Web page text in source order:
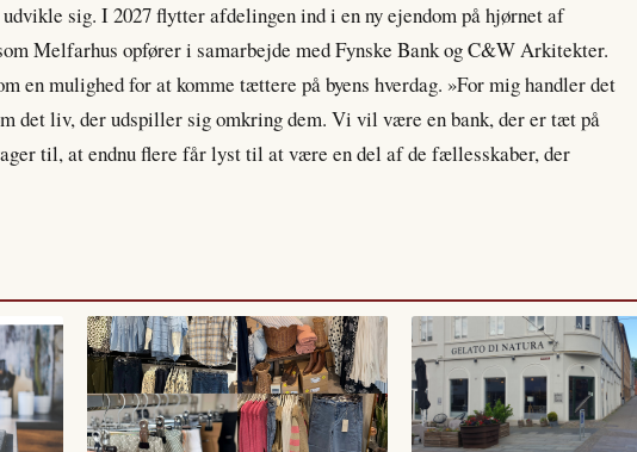
sig. I 2027 flytter afdelingen ind i en ny ejendom på hjørnet af
Melfarhus opfører i samarbejde med Fynske Bank og C&W Arkitekter.
en mulighed for at komme tættere på byens hverdag. »For mig handler det
det liv, der udspiller sig omkring dem. Vi vil være en bank, der er tæt på
til, at endnu flere får lyst til at være en del af de fællesskaber, der